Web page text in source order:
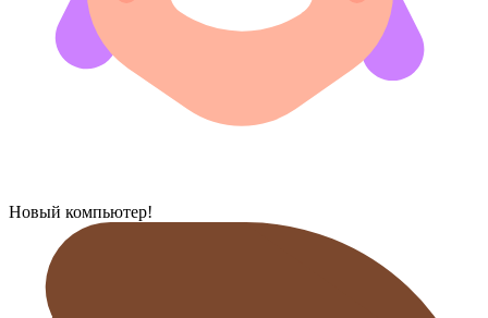
Новый компьютер!